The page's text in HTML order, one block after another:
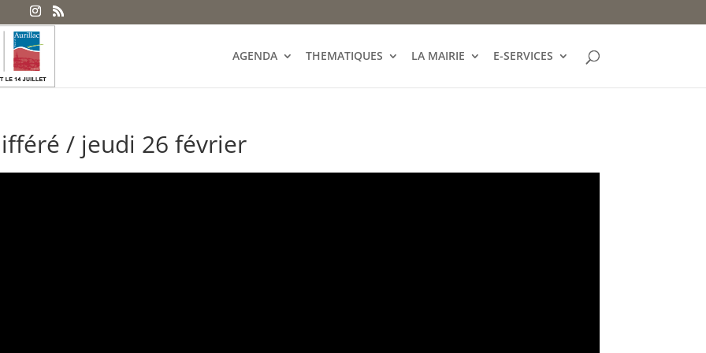
AGENDA THEMATIQUES LA MAIRIE E-SERVICES
/ jeudi 26 février